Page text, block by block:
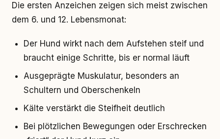
Die ersten Anzeichen zeigen sich meist zwischen
dem 6. und 12. Lebensmonat:
Der Hund wirkt nach dem Aufstehen steif und
braucht einige Schritte, bis er normal läuft
Ausgeprägte Muskulatur, besonders an
Schultern und Oberschenkeln
Kälte verstärkt die Steifheit deutlich
Bei plötzlichen Bewegungen oder Erschrecken